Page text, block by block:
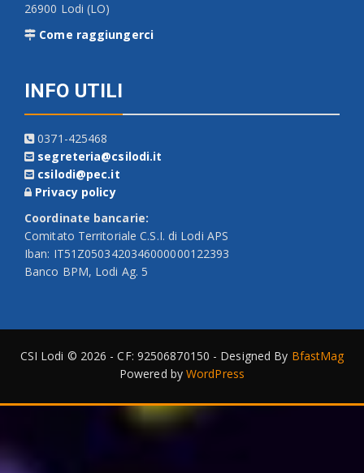
26900 Lodi (LO)
Come raggiungerci
INFO UTILI
0371-425468
segreteria@csilodi.it
csilodi@pec.it
Privacy policy
Coordinate bancarie:
Comitato Territoriale C.S.I. di Lodi APS
Iban: IT51Z0503420346000000122393
Banco BPM, Lodi Ag. 5
CSI Lodi © 2026 - CF: 92506870150 - Designed By BfastMag
Powered byWordPress